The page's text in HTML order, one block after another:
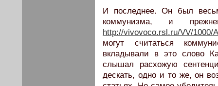
И последнее. Он был
коммунизма, и
http://vivovoco.rsl.ru/VV/1000/
могут считаться
вкладывали в это слово
слышал расхожую
дескать, одно и то же, он